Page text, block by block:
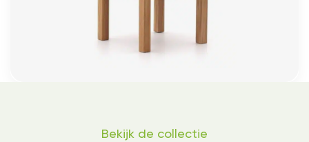
Bekijk de collectie